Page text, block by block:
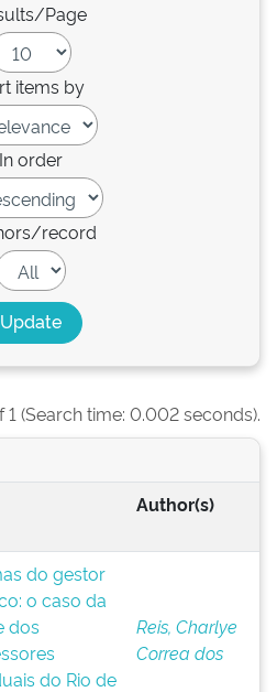
Page
items by
In order
record
1 (Search time: 0.002 seconds).
Author(s)
do gestor
o caso da
dos
do Rio de
Reis, Charlye
Correa dos